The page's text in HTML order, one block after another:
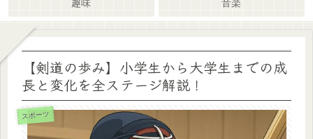
趣味 音楽
【剣道の歩み】小学生から大学生までの成
長と変化を全ステージ解説！
スポーツ